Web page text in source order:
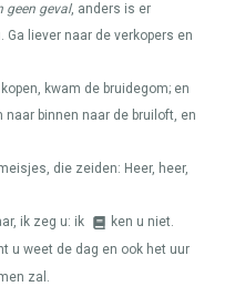
geen geval, anders is er
liever naar de verkopers en
kwam de bruidegom; en
naar binnen naar de bruiloft, en
die zeiden: Heer, heer,
ik zeg u: ik
ken u niet.
u weet de dag en ook het uur
zal.